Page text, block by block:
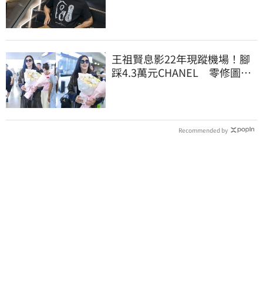
王祖賢息影22年現蹤機場！腳
踩4.3萬元CHANEL 零修圖真
Recommended by